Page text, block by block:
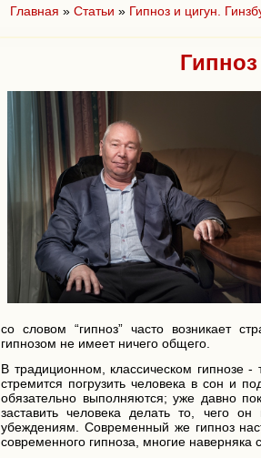
Главная » Статьи » Гипноз и цигун.
со словом “гипноз” часто возникает
гипнозом не имеет ничего общего.
В традиционном, классическом гипнозе
стремится погрузить человека в сон и
обязательно выполняются; уже давно
заставить человека делать то, чего
убеждениям. Современный же гипноз
современного гипноза, многие наверняка